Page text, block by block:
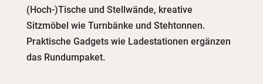
(Hoch-)Tische und Stellwände, kreative
Sitzmöbel wie Turnbänke und Stehtonnen.
Praktische Gadgets wie Ladestationen ergänzen
das Rundumpaket.